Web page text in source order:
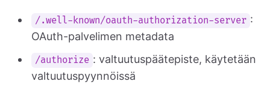
/.well-known/oauth-authorization-server :
OAuth-palvelimen metadata
/authorize : valtuutuspäätepiste, käytetään
valtuutuspyynnöissä